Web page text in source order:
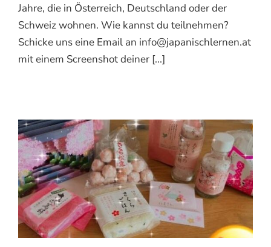
Jahre, die in Österreich, Deutschland oder der
Schweiz wohnen. Wie kannst du teilnehmen?
Schicke uns eine Email an info@japanischlernen.at
mit einem Screenshot deiner [...]